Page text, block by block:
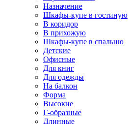
Назначение
Шкафы-купе в гостиную
В коридор
В прихожую
Шкафы-купе в спальню
Детские
Офисные
Для книг
Для одежды
На балкон
Форма
Высокие
Г-образные
Длинные